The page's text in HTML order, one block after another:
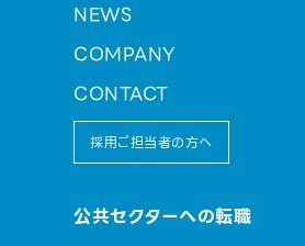
NEWS
COMPANY
CONTACT
採用ご担当者の方へ
公共セクターへの転職